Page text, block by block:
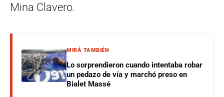
Mina Clavero.
MIRÁ TAMBIÉN
Lo sorprendieron cuando intentaba robar
un pedazo de vía y marchó preso en
Bialet Massé